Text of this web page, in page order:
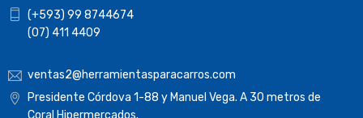
(+593) 99 8744674
(07) 411 4409
ventas2@herramientasparacarros.com
Presidente Córdova 1-88 y Manuel Vega. A 30 metros de